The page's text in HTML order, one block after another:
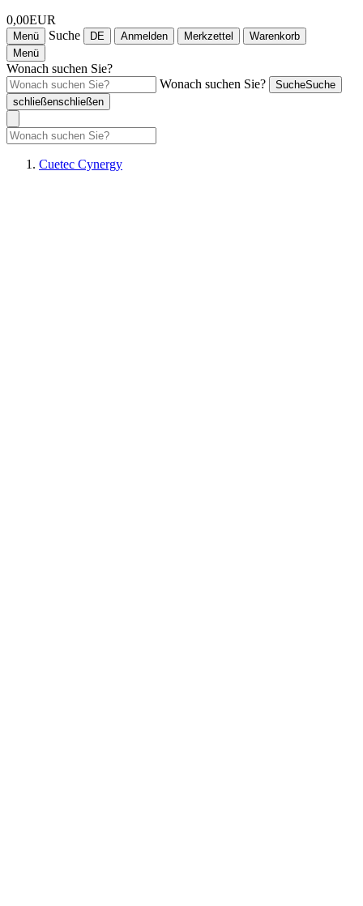
0,00EUR
Menü Suche DE Anmelden Merkzettel
Warenkorb
Menü
Wonach suchen Sie?
Wonach suchen Sie?
SucheSuche
schließenschließen
Cuetec Cynergy